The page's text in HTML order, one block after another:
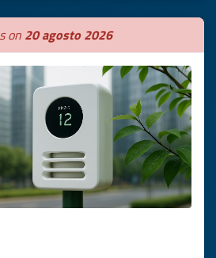
on 20 agosto 2026